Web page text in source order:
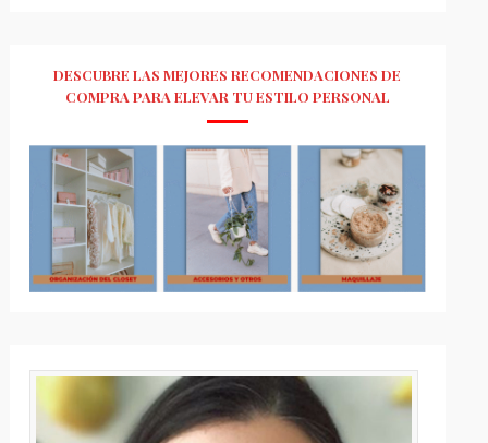
DESCUBRE LAS MEJORES RECOMENDACIONES DE
COMPRA PARA ELEVAR TU ESTILO PERSONAL